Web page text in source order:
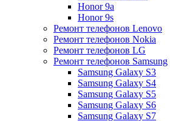
Honor 9a
Honor 9s
Ремонт телефонов Lenovo
Ремонт телефонов Nokia
Ремонт телефонов LG
Ремонт телефонов Samsung
Samsung Galaxy S3
Samsung Galaxy S4
Samsung Galaxy S5
Samsung Galaxy S6
Samsung Galaxy S7